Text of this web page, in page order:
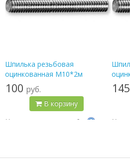
Шпилька резьбовая
оцинкованная М10*2м
100 руб.
В корзину
Цена по карте:
95 руб.
145
Цена